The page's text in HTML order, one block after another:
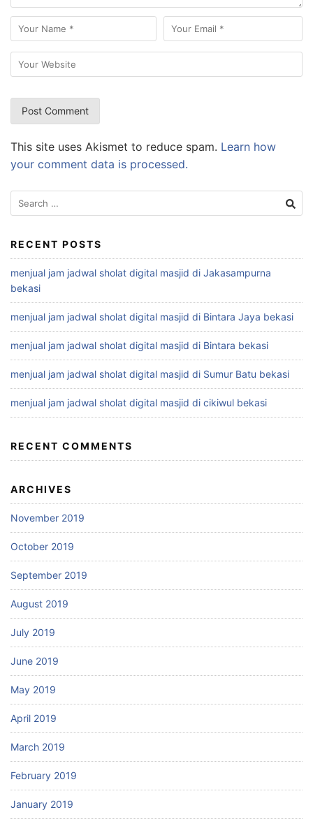
This site uses Akismet to reduce spam. Learn how
your comment data is processed.
Search
for:
RECENT POSTS
menjual jam jadwal sholat digital masjid di Jakasampurna
bekasi
menjual jam jadwal sholat digital masjid di Bintara Jaya bekasi
menjual jam jadwal sholat digital masjid di Bintara bekasi
menjual jam jadwal sholat digital masjid di Sumur Batu bekasi
menjual jam jadwal sholat digital masjid di cikiwul bekasi
RECENT COMMENTS
ARCHIVES
November 2019
October 2019
September 2019
August 2019
July 2019
June 2019
May 2019
April 2019
March 2019
February 2019
January 2019